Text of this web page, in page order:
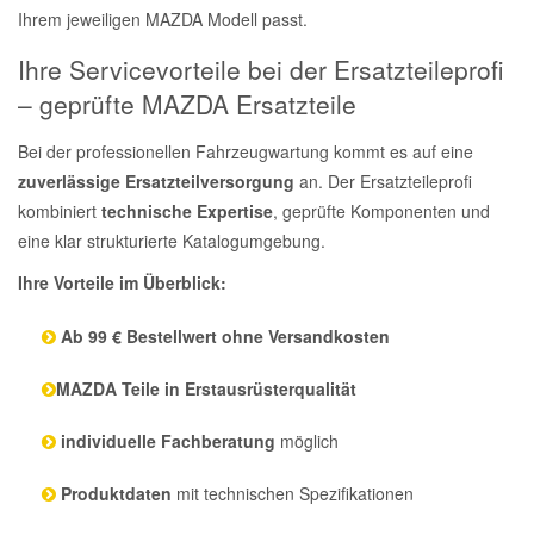
Ihrem jeweiligen MAZDA Modell passt.
Ihre Servicevorteile bei der Ersatzteileprofi
– geprüfte MAZDA Ersatzteile
Bei der professionellen Fahrzeugwartung kommt es auf eine
zuverlässige Ersatzteilversorgung an. Der Ersatzteileprofi
kombiniert technische Expertise, geprüfte Komponenten und
eine klar strukturierte Katalogumgebung.
Ihre Vorteile im Überblick:
Ab 99 € Bestellwert ohne Versandkosten
MAZDA Teile in Erstausrüsterqualität
individuelle Fachberatung möglich
Produktdaten mit technischen Spezifikationen